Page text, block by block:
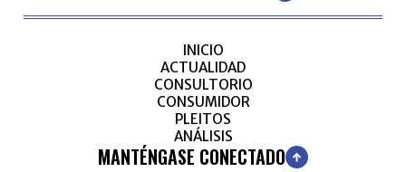
INICIO
ACTUALIDAD
CONSULTORIO
CONSUMIDOR
PLEITOS
ANÁLISIS
MANTÉNGASE CONECTADO